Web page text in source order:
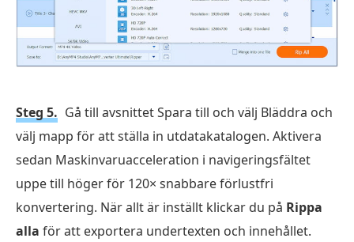
Steg 5. Gå till avsnittet Spara till och välj Bläddra och
välj mapp för att ställa in utdatakatalogen. Aktivera
sedan Maskinvaruacceleration i navigeringsfältet
uppe till höger för 120× snabbare förlustfri
konvertering. När allt är inställt klickar du på Rippa
alla för att exportera undertexten och innehållet.